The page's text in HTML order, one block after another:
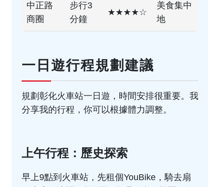
中正路
商圈
步行3
分鐘
★★★★☆
美食集中
地
一日遊行程規劃建議
規劃彰化火車站一日遊，時間安排很重要。我
分享我的行程，你可以根據體力調整。
上午行程：歷史探索
早上9點到火車站，先租個YouBike，騎去扇